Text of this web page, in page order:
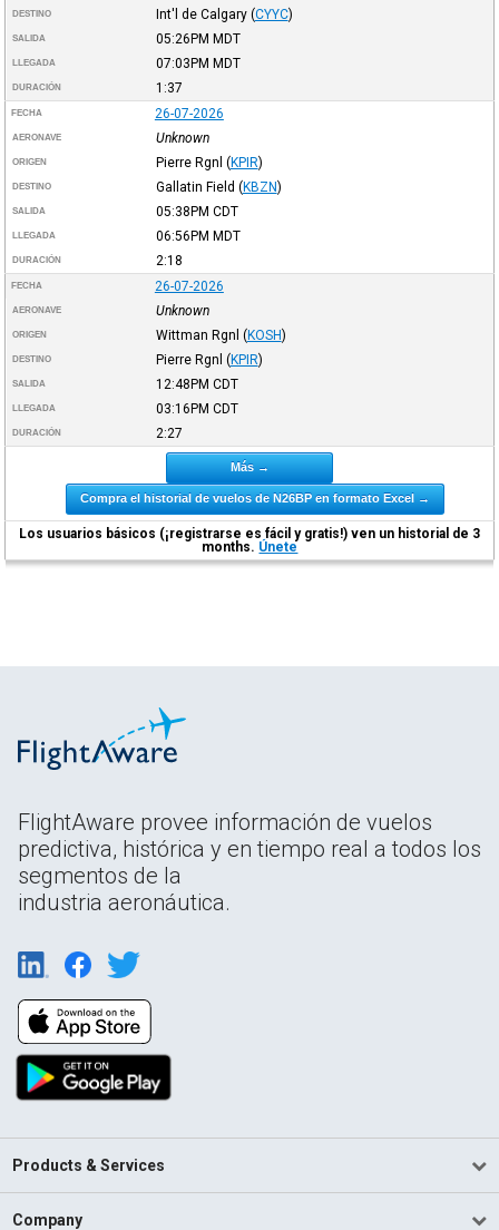
DESTINO Int'l de Calgary (CYYC)
SALIDA 05:26PM MDT
LLEGADA 07:03PM MDT
DURACIÓN 1:37
FECHA 26-07-2026
AERONAVE Unknown
ORIGEN Pierre Rgnl (KPIR)
DESTINO Gallatin Field (KBZN)
SALIDA 05:38PM CDT
LLEGADA 06:56PM MDT
DURACIÓN 2:18
FECHA 26-07-2026
AERONAVE Unknown
ORIGEN Wittman Rgnl (KOSH)
DESTINO Pierre Rgnl (KPIR)
SALIDA 12:48PM CDT
LLEGADA 03:16PM CDT
DURACIÓN 2:27
Más →
Compra el historial de vuelos de N26BP en formato Excel →
Los usuarios básicos (¡registrarse es fácil y gratis!) ven un historial de 3
months. Únete
FlightAware provee información de vuelos
predictiva, histórica y en tiempo real a todos los
segmentos de la
industria aeronáutica.
Products & Services
Company